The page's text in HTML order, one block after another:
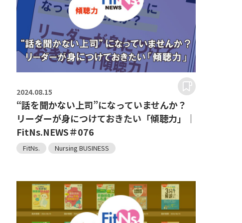
2024.08.15
“話を聞かない上司”になっていませんか？
リーダーが身につけておきたい「傾聴力」｜
FitNs.NEWS＃076
FitNs. Nursing BUSINESS